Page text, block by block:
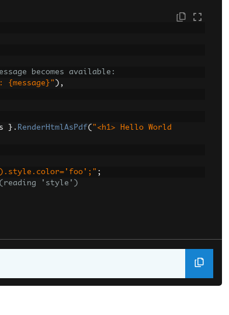
becomes available:
{message}" ),
}. RenderHtmlAsPdf( "<h1> Hello World
;
(reading 'style')